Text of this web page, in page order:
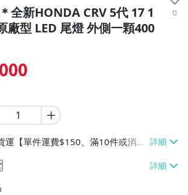
全新HONDA CRV 5代 17 1
廠型 LED 尾燈 外側一顆400
0
運【單件運費$150、滿10件或消費
】